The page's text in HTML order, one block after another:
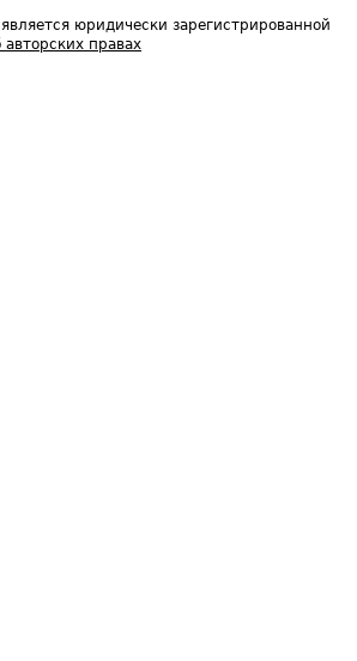
юридически зарегистрированной
авторских правах